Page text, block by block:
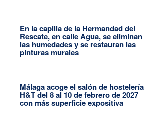
En la capilla de la Hermandad del
Rescate, en calle Agua, se eliminan
las humedades y se restauran las
pinturas murales
Málaga acoge el salón de hostelería
H&T del 8 al 10 de febrero de 2027
con más superficie expositiva